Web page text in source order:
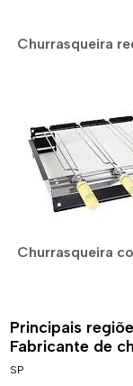
Churrasqueira
Churrasqueira
Principais
Fabricante de
SP